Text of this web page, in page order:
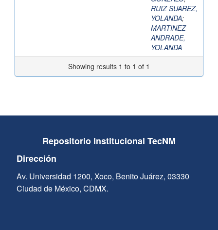
RUIZ SUAREZ,
YOLANDA;
MARTINEZ
ANDRADE,
YOLANDA
Showing results 1 to 1 of 1
Repositorio Institucional TecNM
Dirección
Av. Universidad 1200, Xoco, Benito Juárez, 03330
Ciudad de México, CDMX.